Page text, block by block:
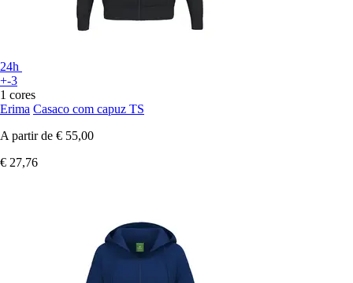
24h
+-3
1 cores
Erima Casaco com capuz TS
A partir de € 55,00
€ 27,76